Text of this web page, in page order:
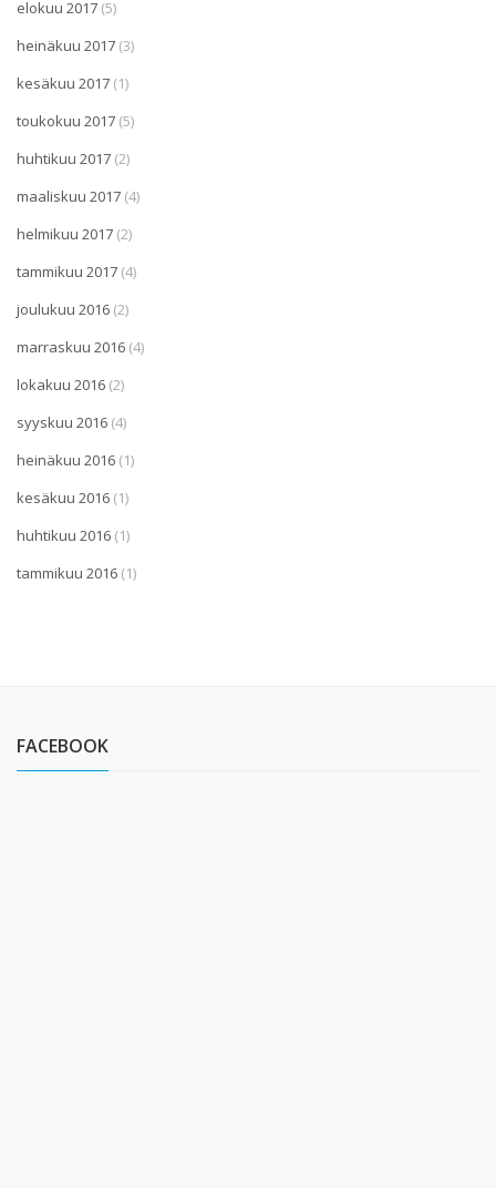
elokuu 2017 (5)
heinäkuu 2017 (3)
kesäkuu 2017 (1)
toukokuu 2017 (5)
huhtikuu 2017 (2)
maaliskuu 2017 (4)
helmikuu 2017 (2)
tammikuu 2017 (4)
joulukuu 2016 (2)
marraskuu 2016 (4)
lokakuu 2016 (2)
syyskuu 2016 (4)
heinäkuu 2016 (1)
kesäkuu 2016 (1)
huhtikuu 2016 (1)
tammikuu 2016 (1)
FACEBOOK